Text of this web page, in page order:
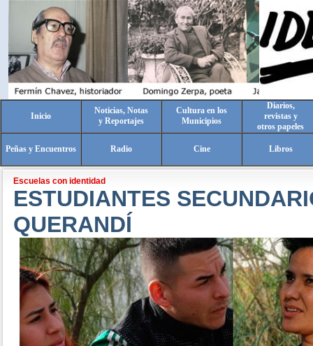
Inicio
Noticias, Notas
y Reportajes
Cultura en los
Municipios
Diarios,
revistas y
otros papeles
Peñas y Encuentros Radio Cine Libros
Escuelas con identidad
ESTUDIANTES
QUERANDÍ